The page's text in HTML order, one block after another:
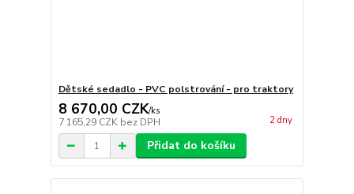
Dětské sedadlo - PVC polstrování - pro traktory
8 670,00 CZK/ks
7 165,29 CZK bez DPH 2 dny
Přidat do košíku